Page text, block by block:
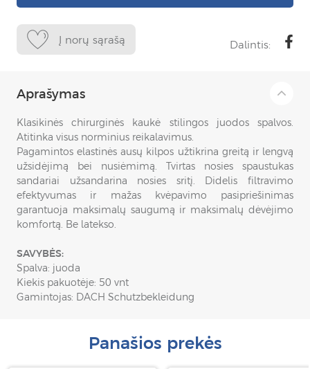
Į norų sąrašą Dalintis:
Aprašymas
Klasikinės chirurginės kaukė stilingos juodos spalvos.
Atitinka visus norminius reikalavimus.
Pagamintos elastinės ausų kilpos užtikrina greitą ir lengvą
užsidėjimą bei nusiėmimą. Tvirtas nosies spaustukas
sandariai užsandarina nosies sritį. Didelis filtravimo
efektyvumas ir mažas kvėpavimo pasipriešinimas
garantuoja maksimalų saugumą ir maksimalų dėvėjimo
komfortą. Be latekso.
SAVYBĖS:
Spalva: juoda
Kiekis pakuotėje: 50 vnt
Gamintojas: DACH Schutzbekleidung
Panašios prekės